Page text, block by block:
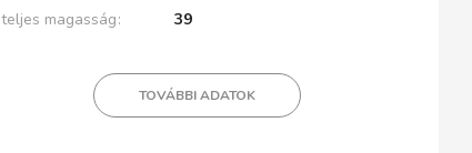
teljes magasság
39
TOVÁBBI ADATOK